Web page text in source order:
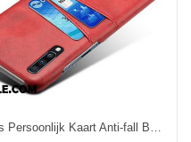
Samsung Galaxy A70s Hoesje Hoes Persoonlijk Kaart Anti-fall Bescherming Online